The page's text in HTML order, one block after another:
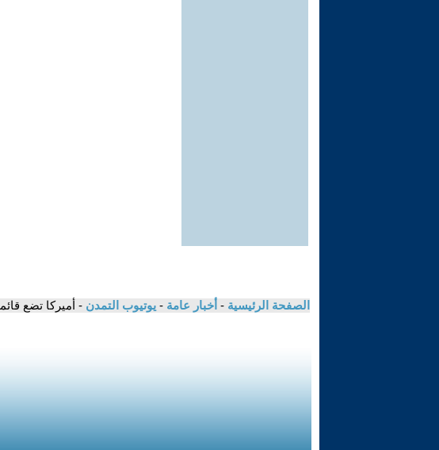
الصفحة الرئيسية - أخبار عامة - يوتيوب التمدن - أميركا تضع